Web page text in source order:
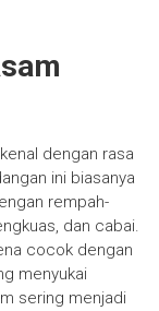
dengan rasa
ini biasanya
rempah-
dan cabai.
cocok dengan
menyukai
sering menjadi